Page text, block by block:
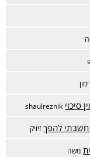
סיכוי shaulreznik
להפך זיויק
משה